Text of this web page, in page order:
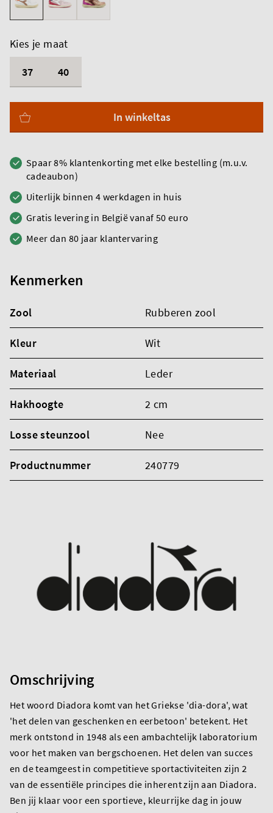
Kies je maat
37
40
In winkeltas
Spaar 8% klantenkorting met elke bestelling (m.u.v.
cadeaubon)
Uiterlijk binnen 4 werkdagen in huis
Gratis levering in België vanaf 50 euro
Meer dan 80 jaar klantervaring
Kenmerken
Zool Rubberen zool
Kleur Wit
Materiaal Leder
Hakhoogte 2 cm
Losse steunzool Nee
Productnummer 240779
Omschrijving
Het woord Diadora komt van het Griekse 'dia-dora', wat
'het delen van geschenken en eerbetoon' betekent. Het
merk ontstond in 1948 als een ambachtelijk laboratorium
voor het maken van bergschoenen. Het delen van succes
en de teamgeest in competitieve sportactiviteiten zijn 2
van de essentiële principes die inherent zijn aan Diadora.
Ben jij klaar voor een sportieve, kleurrijke dag in jouw